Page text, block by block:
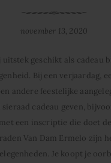
november 13, 2020
geschikt als cadeau
Bij een verjaardag,
andere feestelijke
cadeau geven,
een inscriptie die doet
Van Dam Ermelo zijn
Je koopt je